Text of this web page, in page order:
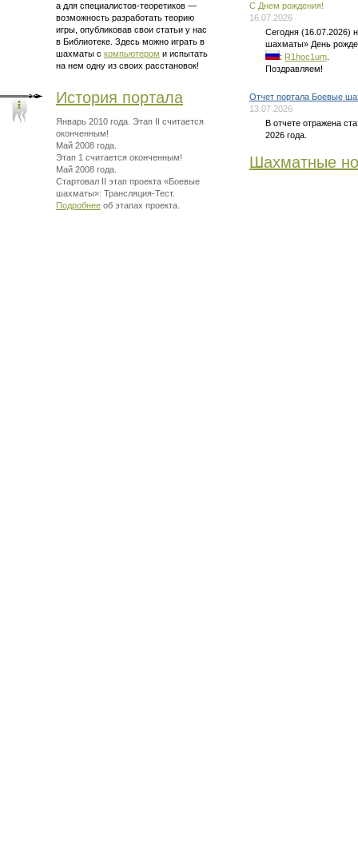
а для специалистов-теоретиков —
возможность разработать теорию
игры, опубликовав свои статьи у нас
в Библиотеке. Здесь можно играть в
шахматы с компьютером и испытать
на нем одну из своих расстановок!
История портала
Январь 2010 года. Этап II считается
оконченным!
Май 2008 года.
Этап 1 считается оконченным!
Май 2008 года.
Стартовал II этап проекта «Боевые
шахматы»: Трансляция-Тест.
Подробнее об этапах проекта.
C Днем рождения!
16.07.2026
Сегодня (16.07.2026)
шахматы» День
: R1hoc1um
Поздравляем!
Отчет портала Боевые
13.07.2026
В отчете отражена
2026 года.
Шахматные